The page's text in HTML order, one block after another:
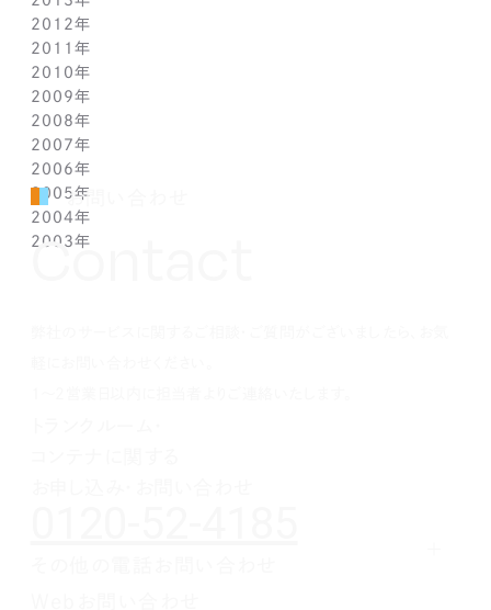
1月(2)
1月(2)
3月(1)
2月(1)
1月(2)
2月(1)
3月(1)
2月(1)
1月(1)
7月(1)
5月(1)
4月(1)
3月(1)
2月(1)
1月(1)
8月(1)
7月(1)
6月(1)
5月(1)
4月(1)
3月(1)
2月(1)
1月(1)
9月(1)
8月(1)
7月(1)
6月(1)
5月(1)
4月(1)
3月(1)
2月(1)
1月(1)
10月(1)
9月(1)
8月(1)
7月(1)
6月(1)
5月(1)
4月(1)
3月(1)
2月(1)
1月(1)
11月(1)
10月(1)
9月(1)
8月(1)
7月(1)
6月(1)
5月(1)
4月(1)
3月(1)
2月(1)
12月(1)
11月(1)
10月(1)
9月(1)
8月(1)
7月(1)
6月(1)
5月(1)
4月(1)
3月(1)
2012年
12月(1)
11月(1)
10月(1)
9月(1)
8月(1)
7月(1)
6月(1)
5月(1)
4月(1)
2011年
12月(1)
11月(1)
10月(1)
9月(1)
8月(1)
7月(1)
6月(1)
5月(1)
2010年
12月(1)
11月(1)
10月(1)
9月(1)
8月(1)
7月(1)
6月(1)
2009年
12月(1)
11月(1)
10月(1)
9月(1)
8月(1)
7月(1)
2008年
12月(1)
11月(1)
10月(1)
9月(1)
8月(1)
2007年
12月(1)
11月(1)
10月(1)
9月(1)
2006年
12月(1)
11月(1)
10月(1)
2005年
12月(1)
11月(1)
2004年
12月(1)
2003年
お問い合わせ
Contact